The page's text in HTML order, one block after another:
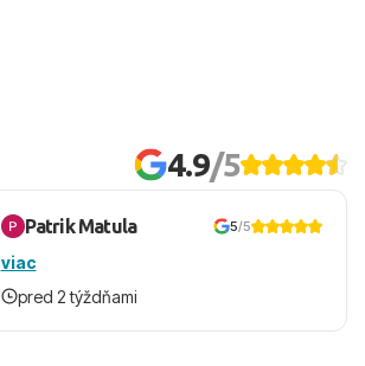
4.9/5
Patrik Matula 5/5
viac
pred 2 týždňami